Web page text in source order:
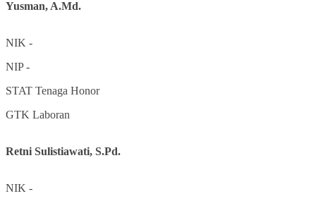
Yusman, A.Md.
NIK -
NIP-
STAT Tenaga Honor
GTK Laboran
Retni Sulistiawati, S.Pd.
NIK -